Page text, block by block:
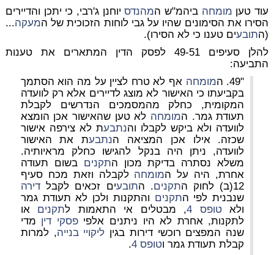
עוד טען מומחה ביהמ"ש המהנדסיוחנן ג'רבי, כי יתכן והדיירים
הסירו את הסימונים שהיו על גבי לוחות הזכוכית של המעקה...
(התובעים טענו כי לא הסירו).
להלן סעיפים 49-51 לפסק הדין המתארים את טענות
התביעה:
"49. ה
מומחה אף לא טרח לציין על מה הוא הסתמך
בקביעתו כי האישור לא מוצג לדיירים אלא רק לוועדה
המקומית, כחלק מהמסמכים הנדרשים לקבלת
תעודת גמר. המומחה לא טען שהאישור אכן הומצא
לוועדה ולא ביקש לקבלו והנתבעת לא צירפה אישור
שכזה. אילו אכן המציאה הנתבעת את האישור
לוועדה, ניתן היה בנקל להגישו כחלק מראיותיה.
משלא נסתרה בדיקת מכון התקנים בשום תעודה
אחרת, היה על המומחה לקבלה וזאת מכח סעיף
12(ב) לחוק ה
תקנים. התובעים זכאים לקבלדירה
שנבנית לפי התקנים והתקנות ולכן לא תעודת גמר
ולאטופס 4 , מבטלים אי התאמות לתקנים או
לתקנות, אחרת לא היו ניתנים אלפיפסקי דין מדי
שנה המפצים רוכשי דירות בגין ליקויי בנייה, למרות
קבלת תעודת גמר וטופס 4
.